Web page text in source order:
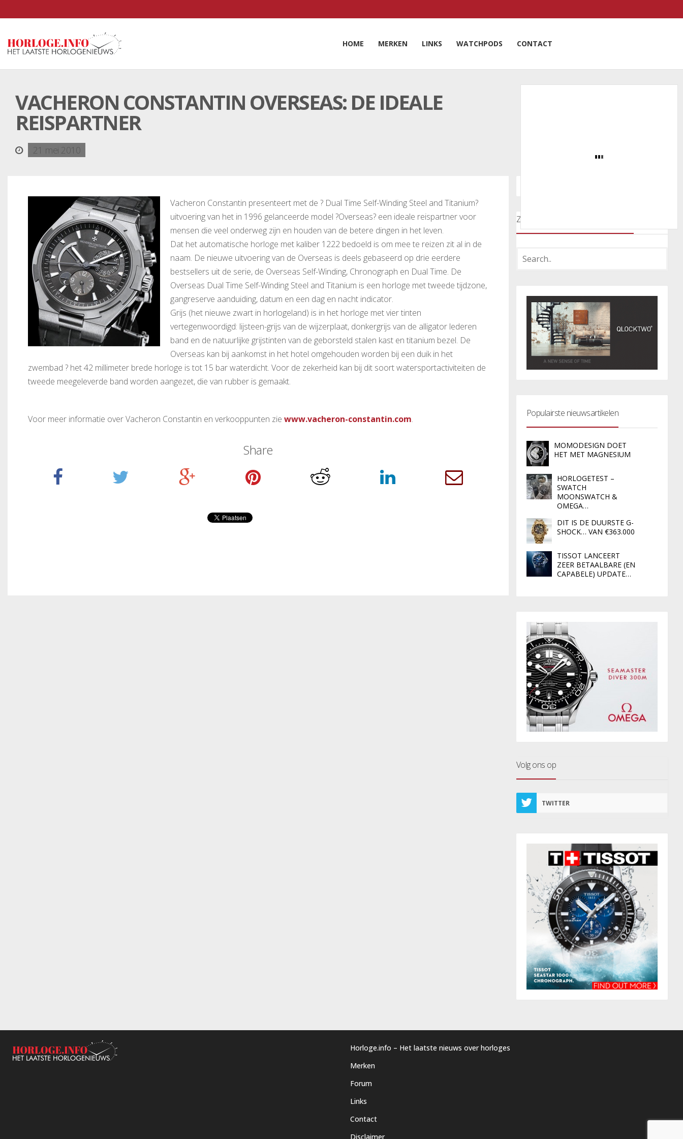
HOME MERKEN LINKS WATCHPODS CONTACT
VACHERON CONSTANTIN OVERSEAS: DE IDEALE
REISPARTNER
21 mei 2010
Vacheron Constantin presenteert met de ? Dual Time Self-Winding Steel and Titanium?
uitvoering van het in 1996 gelanceerde model ?Overseas? een ideale reispartner voor
mensen die veel onderweg zijn en houden van de betere dingen in het leven.
Dat het automatische horloge met kaliber 1222 bedoeld is om mee te reizen zit al in de
naam. De nieuwe uitvoering van de Overseas is deels gebaseerd op drie eerdere
bestsellers uit de serie, de Overseas Self-Winding, Chronograph en Dual Time. De
Overseas Dual Time Self-Winding Steel and Titanium is een horloge met tweede tijdzone,
gangreserve aanduiding, datum en een dag en nacht indicator.
Grijs (het nieuwe zwart in horlogeland) is in het horloge met vier tinten
vertegenwoordigd: lijsteen-grijs van de wijzerplaat, donkergrijs van de alligator lederen
band en de natuurlijke grijstinten van de geborsteld stalen kast en titanium bezel. De
Overseas kan bij aankomst in het hotel omgehouden worden bij een duik in het
zwembad ? het 42 millimeter brede horloge is tot 15 bar waterdicht. Voor de zekerheid kan bij dit soort watersportactiviteiten de
tweede meegeleverde band worden aangezet, die van rubber is gemaakt.
Voor meer informatie over Vacheron Constantin en verkooppunten zie www.vacheron-constantin.com.
Share
Zoeken door onze nieuwsartikelen
Populairste nieuwsartikelen
MOMODESIGN DOET
HET MET MAGNESIUM
HORLOGETEST –
SWATCH
MOONSWATCH &
OMEGA…
DIT IS DE DUURSTE G-
SHOCK… VAN €363.000
TISSOT LANCEERT
ZEER BETAALBARE (EN
CAPABELE) UPDATE…
Volg ons op
TWITTER
Horloge.info – Het laatste nieuws over horloges
Merken
Forum
Links
Contact
Disclaimer